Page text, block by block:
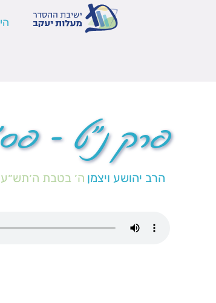
פרק נ"ט –
הרב יהושע ויצמן ה׳ בטבת ה׳תש״ע